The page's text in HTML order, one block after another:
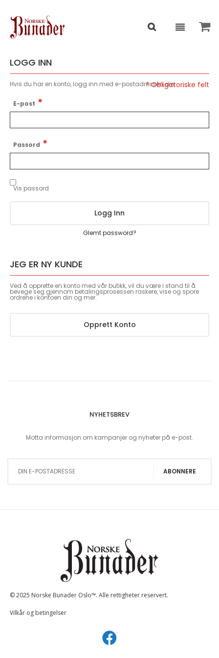
LOGG INN
Hvis du har en konto, logg inn med e-postadressen din.
E-post
Passord
Vis passord
Logg Inn
Glemt password?
JEG ER NY KUNDE
Ved å opprette en konto med vår butikk, vil du være i stand til å
bevege seg gjennom betalingsprosessen raskere, vise og spore
ordrene i kontoen din og mer.
Opprett Konto
NYHETSBREV
Motta informasjon om kampanjer og nyheter på e-post.
ABONNERE
© 2025 Norske Bunader Oslo™. Alle rettigheter reservert.
Vilkår og betingelser